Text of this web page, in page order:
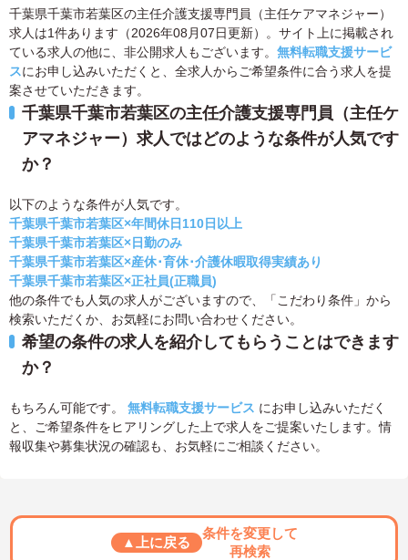
千葉県千葉市若葉区の主任介護支援専門員（主任ケアマネジャー）
求人は1件あります（2026年08月07日更新）。サイト上に掲載され
ている求人の他に、非公開求人もございます。 無料転職支援サービ
スにお申し込みいただくと、全求人からご希望条件に合う求人を提
案させていただきます。
千葉県千葉市若葉区の主任介護支援専門員（主任ケ
アマネジャー）求人ではどのような条件が人気です
か？
以下のような条件が人気です。
千葉県千葉市若葉区×年間休日110日以上
千葉県千葉市若葉区×日勤のみ
千葉県千葉市若葉区×産休･育休･介護休暇取得実績あり
千葉県千葉市若葉区×正社員(正職員)
他の条件でも人気の求人がございますので、「こだわり条件」から
検索いただくか、お気軽にお問い合わせください。
希望の条件の求人を紹介してもらうことはできます
か？
もちろん可能です。 無料転職支援サービス にお申し込みいただく
と、ご希望条件をヒアリングした上で求人をご提案いたします。情
報収集や募集状況の確認も、お気軽にご相談ください。
▲上に戻る
条件を変更して
再検索